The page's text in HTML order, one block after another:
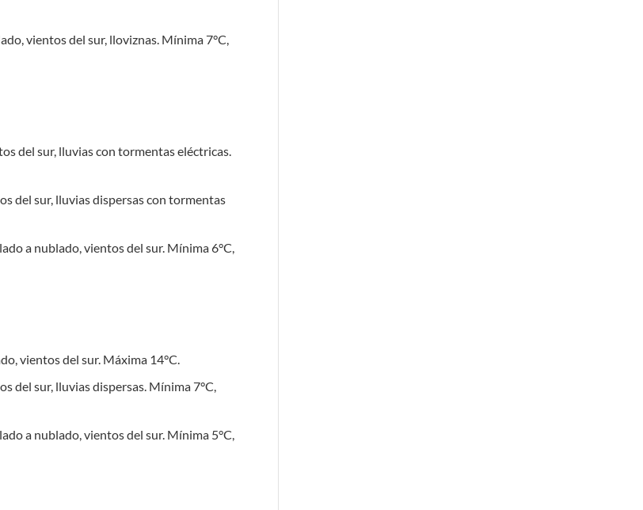
vientos del sur, lloviznas. Mínima 7°C,
del sur, lluvias con tormentas eléctricas.
del sur, lluvias dispersas con tormentas
a nublado, vientos del sur. Mínima 6°C,
vientos del sur. Máxima 14°C.
del sur, lluvias dispersas. Mínima 7°C,
a nublado, vientos del sur. Mínima 5°C,